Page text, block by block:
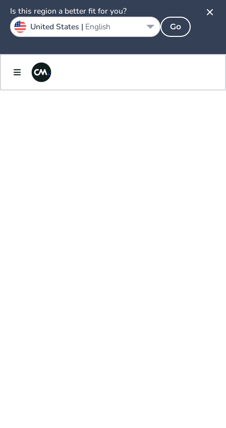
Is this region a better fit for you?
United States | English Go